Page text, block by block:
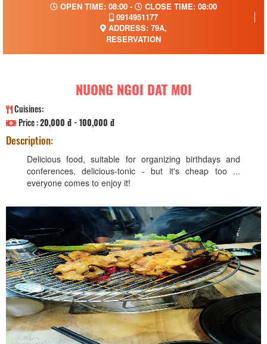
OPEN TIME: 08:00 -
CLOSE TIME: 08:00
0914951177
ADDRESS: 79A,
RESERVATION
NUONG NGOI DAT MOI
Cuisines:
Price :20,000 đ - 100,000 đ
Description:
Delicious food, suitable for organizing birthdays and
conferences. delicious-tonic - but it's cheap too ...
everyone comes to enjoy it!